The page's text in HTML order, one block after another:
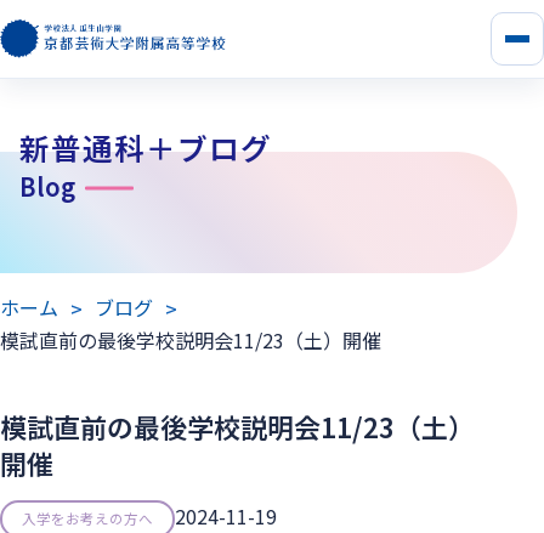
メ
ニ
く
新普通科＋ブログ
Blog
ホーム
ブログ
模試直前の最後学校説明会11/23（土）開催
模試直前の最後学校説明会11/23（土）
開催
入学をお考えの方へ 2024-11-19